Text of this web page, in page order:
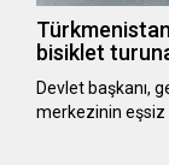
bisiklet
Devlet başkanı,
merkezinin eşsiz